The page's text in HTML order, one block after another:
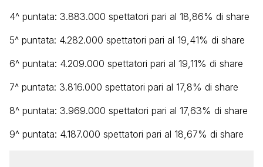
4^ puntata: 3.883.000 spettatori pari al 18,86% di share
5^ puntata: 4.282.000 spettatori pari al 19,41% di share
6^ puntata: 4.209.000 spettatori pari al 19,11% di share
7^ puntata: 3.816.000 spettatori pari al 17,8% di share
8^ puntata: 3.969.000 spettatori pari al 17,63% di share
9^ puntata: 4.187.000 spettatori pari al 18,67% di share